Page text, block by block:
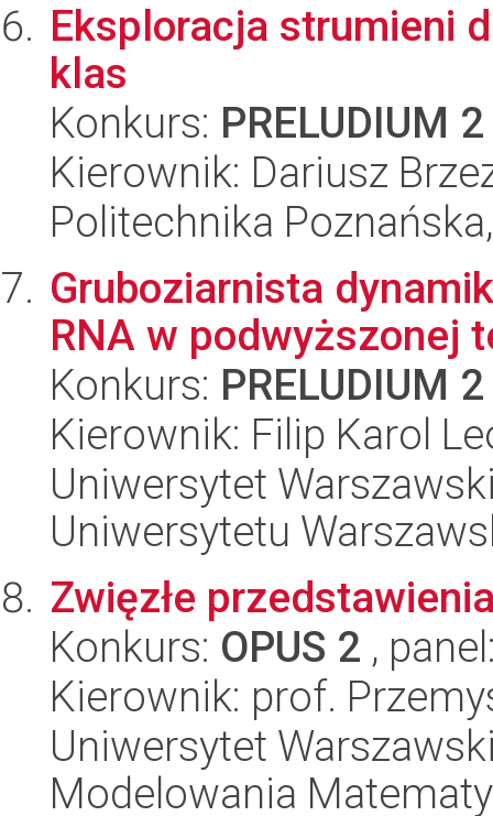
Eksploracja strumieni
klas
Konkurs: PRELUDIUM 2
Kierownik: Dariusz
Politechnika
Gruboziarnista
RNA w podwyższonej
Konkurs: PRELUDIUM 2
Kierownik: Filip Karol
Uniwersytet
Uniwersytetu
Zwięzłe
Konkurs: OPUS 2 ,
Kierownik: prof.
Uniwersytet
Modelowania